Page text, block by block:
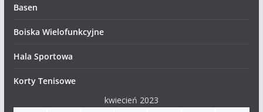
Basen
Boiska Wielofunkcyjne
Hala Sportowa
Korty Tenisowe
kwiecień 2023